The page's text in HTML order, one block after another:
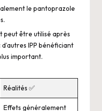
le pantoprazole
peut être utilisé après
IPP bénéficiant
important.
Réalités ✅
Effets généralement